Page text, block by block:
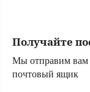
парковки
Получайте
Мы отправим вам
почтовый ящик